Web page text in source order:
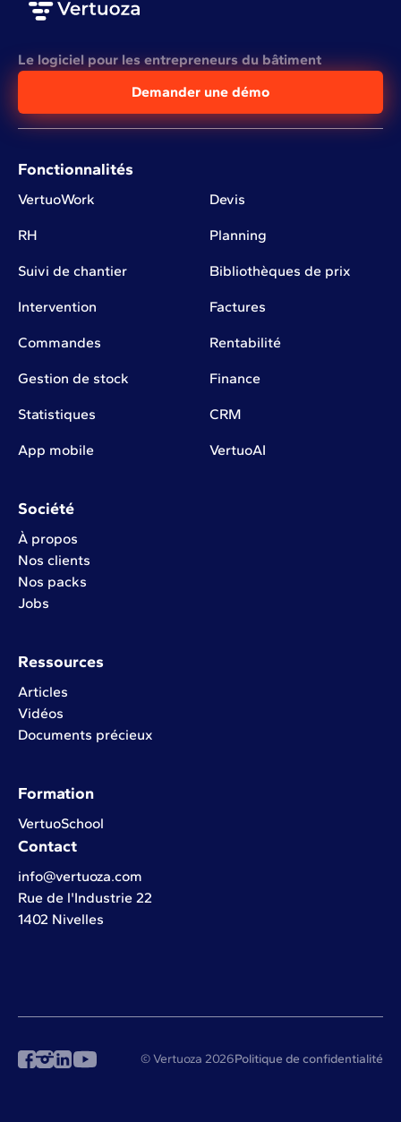
Le logiciel pour les entrepreneurs du bâtiment
Demander une démo
Fonctionnalités
VertuoWork Devis
RH Planning
Suivi de chantier Bibliothèques de prix
Intervention Factures
Commandes Rentabilité
Gestion de stock Finance
Statistiques CRM
App mobile VertuoAI
Société
À propos
Nos clients
Nos packs
Jobs
Ressources
Articles
Vidéos
Documents précieux
Formation
VertuoSchool
Contact
info@vertuoza.com
Rue de l'Industrie 22
1402 Nivelles
© Vertuoza 2026Politique de confidentialité